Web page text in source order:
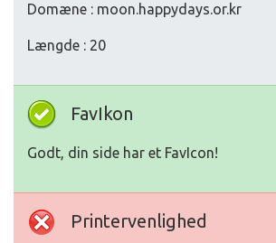
Domæne : moon.happydays.or.kr
Længde : 20
FavIkon
Godt, din side har et FavIcon!
Printervenlighed